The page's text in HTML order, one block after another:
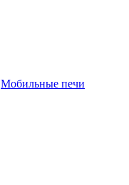
Мобильные печи